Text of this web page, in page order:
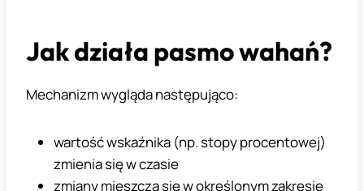
Jak działa pasmo wahań?
Mechanizm wygląda następująco:
wartość wskaźnika (np. stopy procentowej)
zmienia się w czasie
zmiany mieszczą się w określonym zakresie